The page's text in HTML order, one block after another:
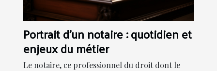
Portrait d'un notaire : quotidien et
enjeux du métier
Le notaire, ce professionnel du droit dont le